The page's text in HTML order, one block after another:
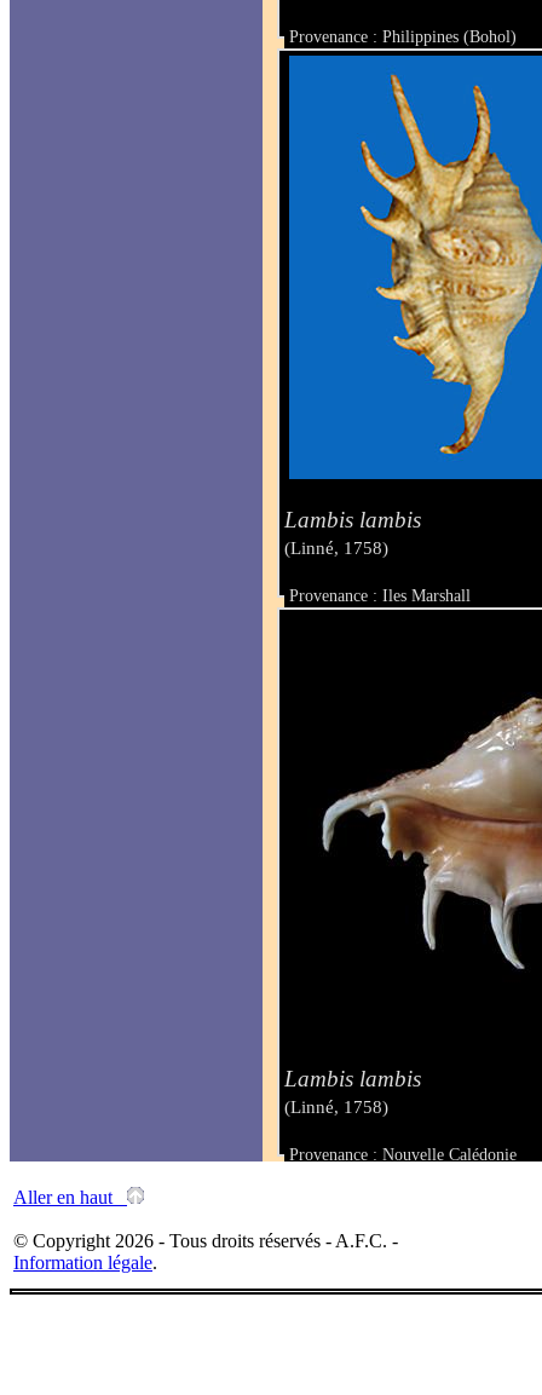
Provenance : Philippines (Bohol)
Taille : 164 mm
Lambis lambis
(Linné, 1758)
Provenance : Iles Marshall
Taille : 125 mm
Lambis lambis
(Linné, 1758)
Provenance : Nouvelle Calédonie
Aller en haut
© Copyright 2026 - Tous droits réservés - A.F.C. -
Information légale.